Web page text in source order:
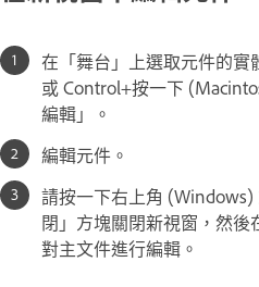
在「舞台」上選取元件的
或 Control+按一下
編輯」。
編輯元件。
請按一下右上角
閉」方塊關閉新視窗，然
對主文件進行編輯。